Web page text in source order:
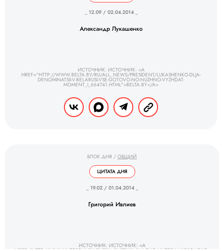
_ 12.09 / 02.04.2014 _
Александр Лукашенко
ИСТОЧНИК: ИСТОЧНИК: <A
HREF="HTTP://WWW.BELTA.BY/RU/ALL_NEWS/PRESIDENT/LUKASHENKO-DLJA-
DENOMINATSII-V-BELARUSI-VSE-GOTOVO-NO-NUZHNO-VYZHDAT-
MOMENT_I_664741.HTML">BELTA.BY</A>
БЛОК ДНЯ / ОБЩИЙ
ЦИТАТА ДНЯ
_ 19.02 / 01.04.2014 _
Григорий Ивлиев
ИСТОЧНИК: ИСТОЧНИК: <A